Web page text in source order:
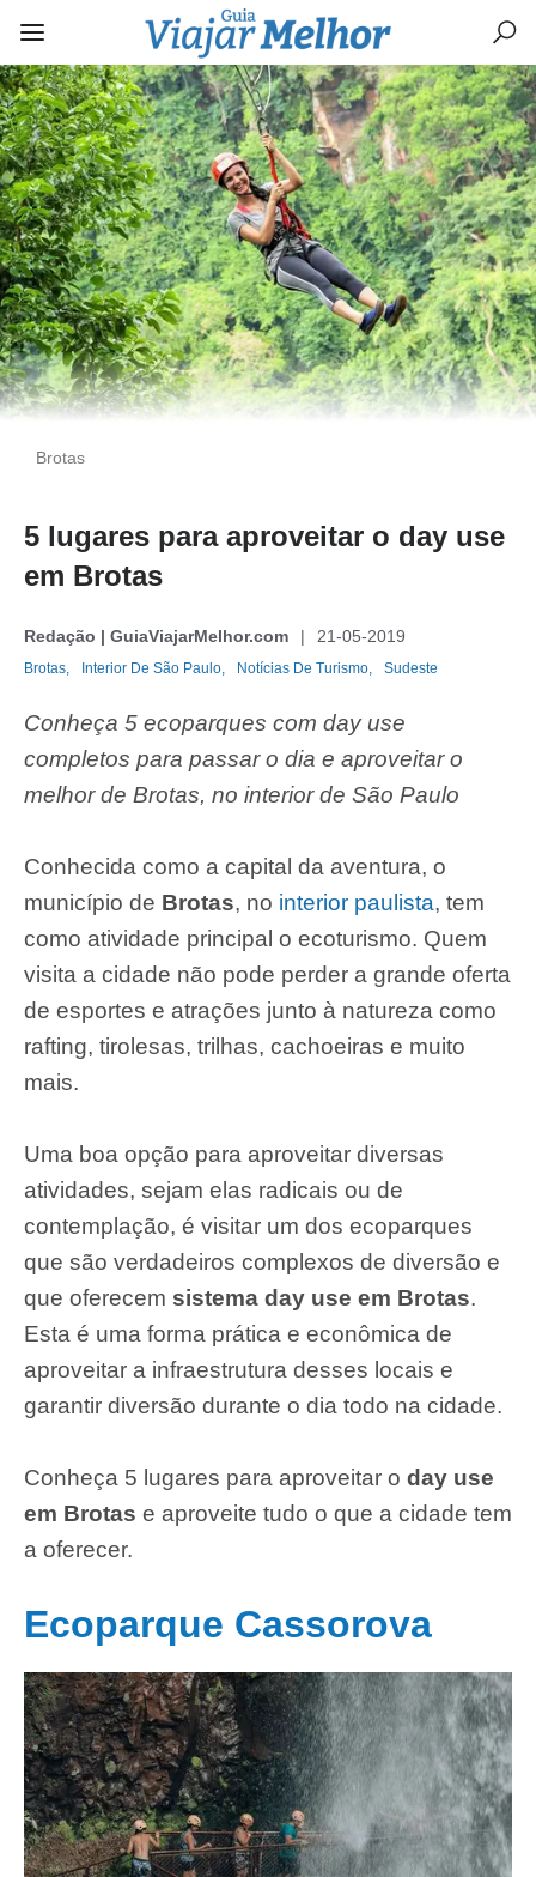
Brotas
5 lugares para aproveitar o day use
em Brotas
Redação | GuiaViajarMelhor.com 21-05-2019
Brotas, Interior De São Paulo, Notícias De Turismo, Sudeste
Conheça 5 ecoparques com day use
completos para passar o dia e aproveitar o
melhor de Brotas, no interior de São Paulo
Conhecida como a capital da aventura, o
município de Brotas, no interior paulista, tem
como atividade principal o ecoturismo. Quem
visita a cidade não pode perder a grande oferta
de esportes e atrações junto à natureza como
rafting, tirolesas, trilhas, cachoeiras e muito
mais.
Uma boa opção para aproveitar diversas
atividades, sejam elas radicais ou de
contemplação, é visitar um dos ecoparques
que são verdadeiros complexos de diversão e
que oferecem sistema day use em Brotas.
Esta é uma forma prática e econômica de
aproveitar a infraestrutura desses locais e
garantir diversão durante o dia todo na cidade.
Conheça 5 lugares para aproveitar o day use
em Brotas e aproveite tudo o que a cidade tem
a oferecer.
Ecoparque Cassorova